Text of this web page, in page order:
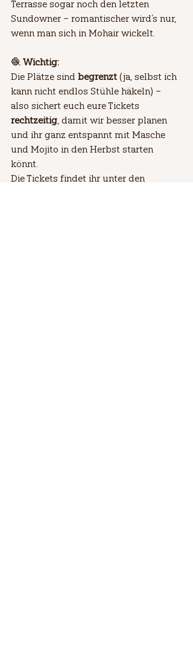
Terrasse sogar noch den letzten
Sundowner – romantischer wird’s nur,
wenn man sich in Mohair wickelt.
🧶 Wichtig:
Die Plätze sind begrenzt (ja, selbst ich
kann nicht endlos Stühle häkeln) –
also sichert euch eure Tickets
rechtzeitig , damit wir besser planen
und ihr ganz entspannt mit Masche
und Mojito in den Herbst starten
könnt.
Die Tickets findet ihr unter den